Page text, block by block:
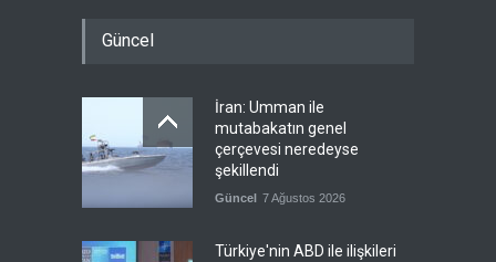
Güncel
İran: Umman ile
mutabakatın genel
çerçevesi neredeyse
şekillendi
Güncel 7 Ağustos 2026
Türkiye'nin ABD ile ilişkileri